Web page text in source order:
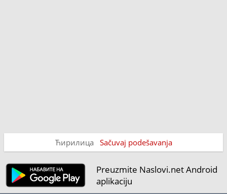
Ћирилица Sačuvaj podešavanja
Preuzmite Naslovi.net Android
aplikaciju